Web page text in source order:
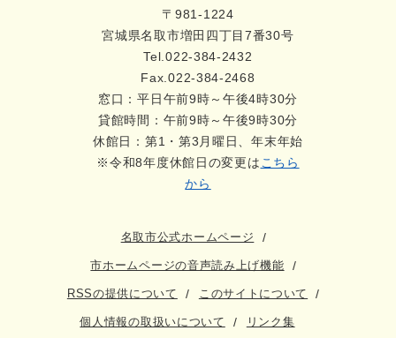
〒981-1224
宮城県名取市増田四丁目7番30号
Tel.022-384-2432
Fax.022-384-2468
窓口：平日午前9時～午後4時30分
貸館時間：午前9時～午後9時30分
休館日：第1・第3月曜日、年末年始
※令和8年度休館日の変更は こちら
から
名取市公式ホームページ
市ホームページの音声読み上げ機能
RSSの提供について このサイトについて
個人情報の取扱いについて リンク集